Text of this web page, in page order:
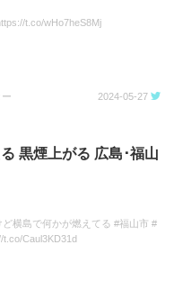
t.co/wHo7heS8Mj
2024-05-27
黒煙上がる 広島･福山
横島で何かが燃えてる #福山市 #
Caul3KD31d